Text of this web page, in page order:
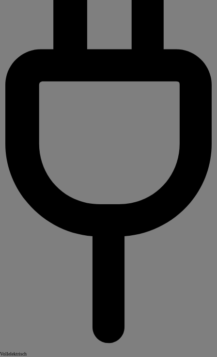
Vollelektrisch